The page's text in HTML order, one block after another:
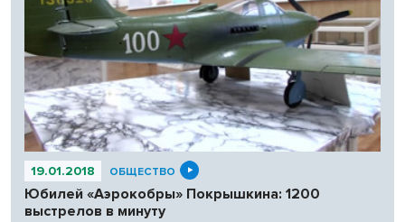
19.01.2018 ОБЩЕСТВО
Юбилей «Аэрокобры» Покрышкина: 1200
выстрелов в минуту